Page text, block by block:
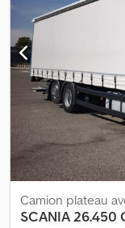
Remorquant
passer en carte grise
Camion plateau
SCANIA26.450